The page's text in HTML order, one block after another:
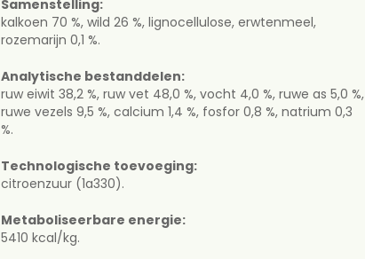
Samenstelling:
kalkoen 70 %, wild 26 %, lignocellulose, erwtenmeel,
rozemarijn 0,1 %.
Analytische bestanddelen:
ruw eiwit 38,2 %, ruw vet 48,0 %, vocht 4,0 %, ruwe as
5,0 %, ruwe vezels 9,5 %, calcium 1,4 %, fosfor 0,8 %,
Technologische toevoeging:
citroenzuur (1a330).
Metaboliseerbare energie:
5410 kcal/kg.
Samenstelling:
kalkoen 70 %, wild 26 %, lignocellulose, erwtenmeel,
rozemarijn 0,1 %.
Analytische bestanddelen:
ruw eiwit 38,2 %, ruw vet 48,0 %, vocht 4,0 %, ruwe as 5,0 %,
ruwe vezels 9,5 %, calcium 1,4 %, fosfor 0,8 %, natrium 0,3
%.
Technologische toevoeging:
citroenzuur (1a330).
Metaboliseerbare energie:
5410 kcal/kg.